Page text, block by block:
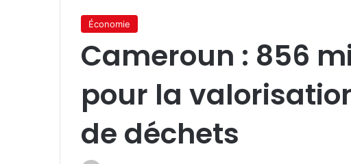
Économie
Cameroun : 856
pour la
de déchets